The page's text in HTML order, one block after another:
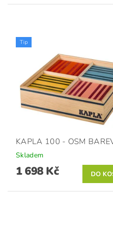
Tip
KAPLA 100 - OSM
Skladem
1 698 Kč